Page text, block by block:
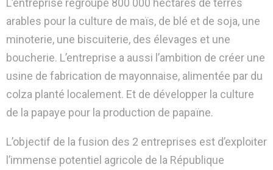
L’entreprise regroupe 800 000 hectares de terres
arables pour la culture de maïs, de blé et de soja, une
minoterie, une biscuiterie, des élevages et une
boucherie. L’entreprise a aussi l’ambition de créer une
usine de fabrication de mayonnaise, alimentée par du
colza planté localement. Et de développer la culture
de la papaye pour la production de papaïne.
L’objectif de la fusion des 2 entreprises est d’exploiter
l’immense potentiel agricole de la République